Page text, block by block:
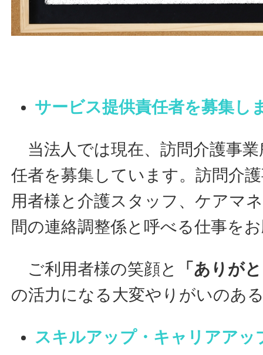
サービス提供責任者を募集し
当法人では現在、訪問介護事
任者を募集しています。訪問介
用者様と介護スタッフ、ケアマ
間の連絡調整係と呼べる仕事を
ご利用者様の笑顔と
「ありが
の活力になる大変やりがいのあ
スキルアップ・キャリアアッ